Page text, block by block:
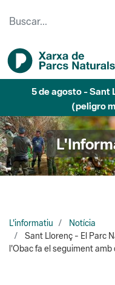
5 de agosto - Sant
(peligro
L'informatiu
Notícia
Sant Llorenç - El Parc
l'Obac fa el seguiment